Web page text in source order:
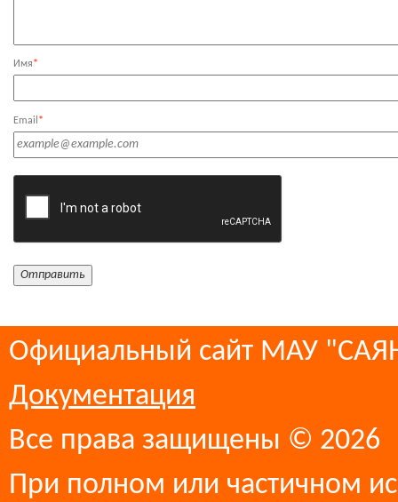
Имя*
Email *
Официальный сайт МАУ
Документация
Все права защищены © 2026
При полном или частичном